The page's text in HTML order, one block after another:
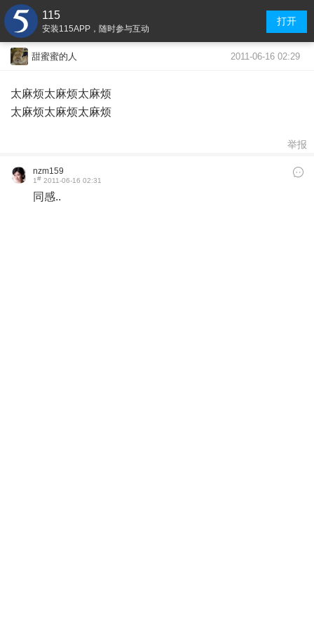
115
安装115APP，随时参与互动
打开
甜蜜蜜的人 2011-06-16 02:29
太麻烦太麻烦太麻烦
太麻烦太麻烦太麻烦
举报
nzm159
1# 2011-06-16 02:31
同感..